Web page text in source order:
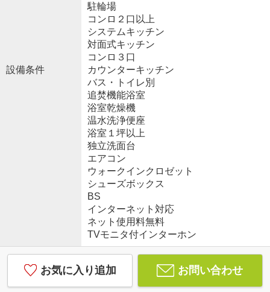
設備条件
駐輪場
コンロ２口以上
システムキッチン
対面式キッチン
コンロ３口
カウンターキッチン
バス・トイレ別
追焚機能浴室
浴室乾燥機
温水洗浄便座
浴室１坪以上
独立洗面台
エアコン
ウォークインクロゼット
シューズボックス
BS
インターネット対応
ネット使用料無料
TVモニタ付インターホン
お気に入り追加 お問い合わせ